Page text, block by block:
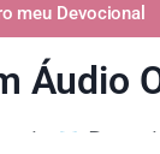
meu Devocional
Áudio